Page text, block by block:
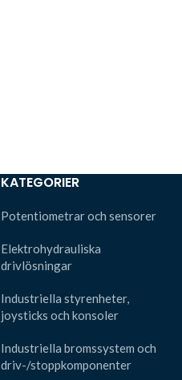
KATEGORIER
Potentiometrar och sensorer
Elektrohydrauliska
drivlösningar
Industriella styrenheter,
joysticks och konsoler
Industriella bromssystem och
driv-/stoppkomponenter